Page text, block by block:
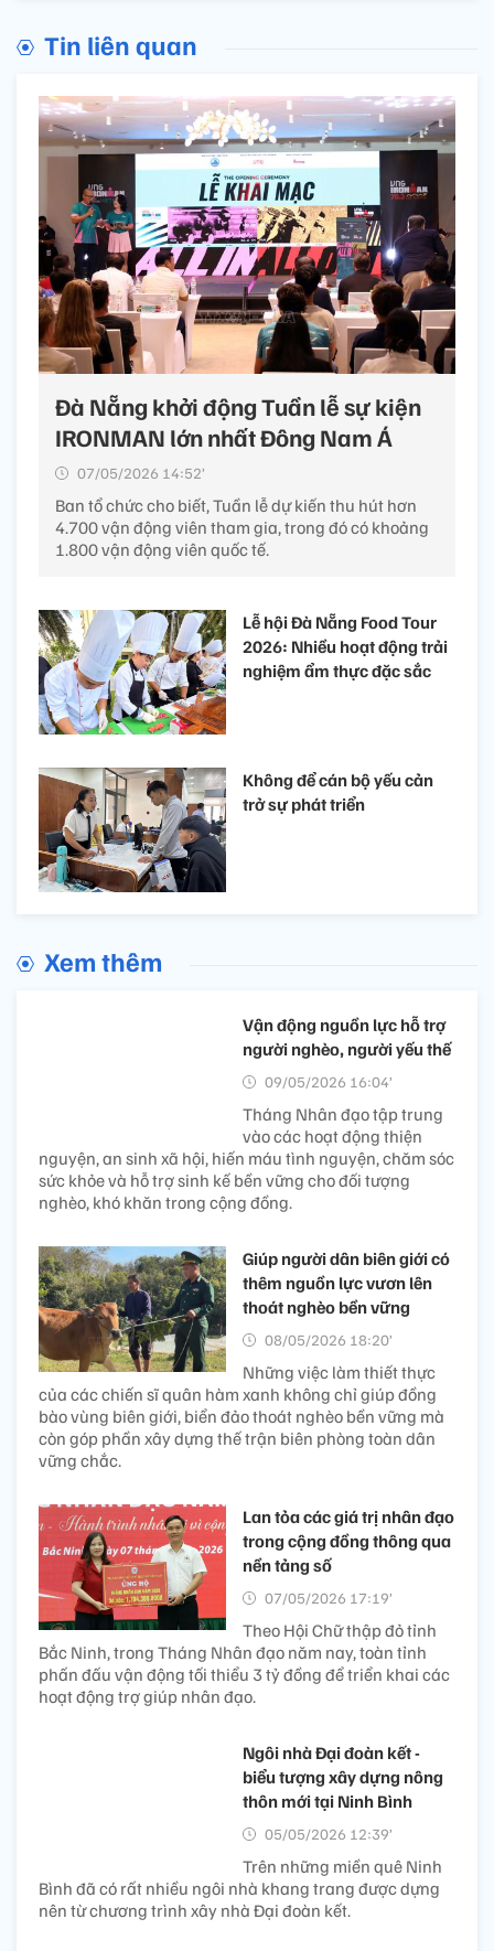
Tin liên quan
Đà Nẵng khởi động Tuần lễ sự kiện
IRONMAN lớn nhất Đông Nam Á
07/05/2026 14:52’
Ban tổ chức cho biết, Tuần lễ dự kiến thu hút hơn
4.700 vận động viên tham gia, trong đó có khoảng
1.800 vận động viên quốc tế.
Lễ hội Đà Nẵng Food Tour
2026: Nhiều hoạt động trải
nghiệm ẩm thực đặc sắc
Không để cán bộ yếu cản
trở sự phát triển
Xem thêm
Vận động nguồn lực hỗ trợ
người nghèo, người yếu thế
09/05/2026 16:04’
Tháng Nhân đạo tập trung
vào các hoạt động thiện
nguyện, an sinh xã hội, hiến máu tình nguyện, chăm sóc
sức khỏe và hỗ trợ sinh kế bền vững cho đối tượng
nghèo, khó khăn trong cộng đồng.
Giúp người dân biên giới có
thêm nguồn lực vươn lên
thoát nghèo bền vững
08/05/2026 18:20’
Những việc làm thiết thực
của các chiến sĩ quân hàm xanh không chỉ giúp đồng
bào vùng biên giới, biển đảo thoát nghèo bền vững mà
còn góp phần xây dựng thế trận biên phòng toàn dân
vững chắc.
Lan tỏa các giá trị nhân đạo
trong cộng đồng thông qua
nền tảng số
07/05/2026 17:19’
Theo Hội Chữ thập đỏ tỉnh
Bắc Ninh, trong Tháng Nhân đạo năm nay, toàn tỉnh
phấn đấu vận động tối thiểu 3 tỷ đồng để triển khai các
hoạt động trợ giúp nhân đạo.
Ngôi nhà Đại đoàn kết -
biểu tượng xây dựng nông
thôn mới tại Ninh Bình
05/05/2026 12:39’
Trên những miền quê Ninh
Bình đã có rất nhiều ngôi nhà khang trang được dựng
nên từ chương trình xây nhà Đại đoàn kết.